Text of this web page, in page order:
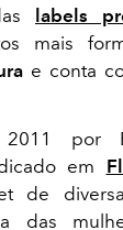
labels
mais
e conta
2011 por
em
de
das